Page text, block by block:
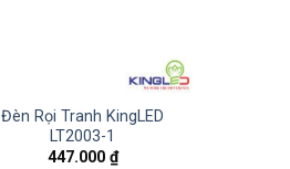
Đèn Rọi Tranh KingLED
LT2003-1
447.000 ₫